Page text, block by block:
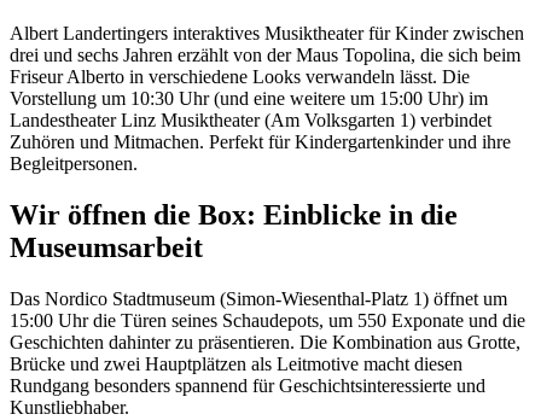
Albert Landertingers interaktives Musiktheater für Kinder zwischen
drei und sechs Jahren erzählt von der Maus Topolina, die sich beim
Friseur Alberto in verschiedene Looks verwandeln lässt. Die
Vorstellung um 10:30 Uhr (und eine weitere um 15:00 Uhr) im
Landestheater Linz Musiktheater (Am Volksgarten 1) verbindet
Zuhören und Mitmachen. Perfekt für Kindergartenkinder und ihre
Begleitpersonen.
Wir öffnen die Box: Einblicke in die
Museumsarbeit
Das Nordico Stadtmuseum (Simon-Wiesenthal-Platz 1) öffnet um
15:00 Uhr die Türen seines Schaudepots, um 550 Exponate und die
Geschichten dahinter zu präsentieren. Die Kombination aus Grotte,
Brücke und zwei Hauptplätzen als Leitmotive macht diesen
Rundgang besonders spannend für Geschichtsinteressierte und
Kunstliebhaber.